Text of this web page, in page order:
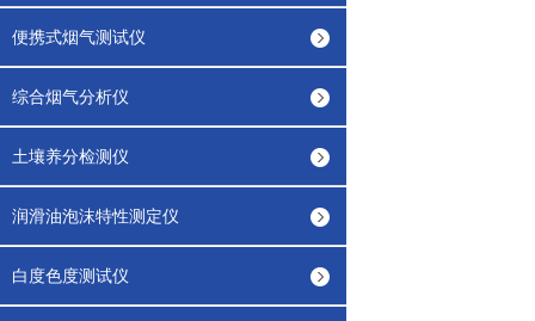
便携式烟气测试仪
综合烟气分析仪
土壤养分检测仪
润滑油泡沫特性测定仪
白度色度测试仪